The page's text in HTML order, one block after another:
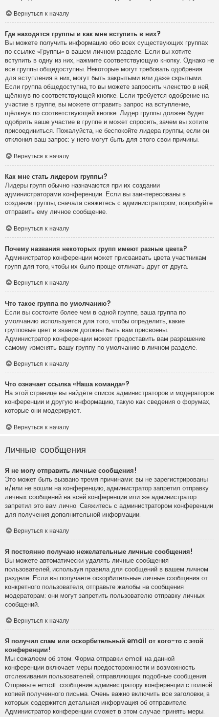
Вернуться к началу
Где находятся группы и как мне вступить в них?
Вы можете получить информацию обо всех существующих группах
по ссылке «Группы» в вашем личном разделе. Если вы хотите
вступить в одну из них, нажмите соответствующую кнопку. Однако не
все группы общедоступны. Некоторые могут требовать одобрения
для вступления в них, могут быть закрытыми или даже скрытыми.
Если группа общедоступна, то вы можете запросить членство в ней,
щёлкнув по соответствующей кнопке. Если требуется одобрение на
участие в группе, вы можете отправить запрос на вступление,
щёлкнув по соответствующей кнопке. Лидер группы должен будет
одобрить ваше участие в группе и может спросить, зачем вы хотите
присоединиться. Пожалуйста, не беспокойте лидера группы, если он
отклонил ваш запрос; у него могут быть для этого свои причины.
Вернуться к началу
Как мне стать лидером группы?
Лидеры групп обычно назначаются при их создании
администраторами конференции. Если вы заинтересованы в
создании группы, сначала свяжитесь с администратором; попробуйте
отправить ему личное сообщение.
Вернуться к началу
Почему названия некоторых групп имеют разные цвета?
Администратор конференции может присваивать цвета участникам
групп для того, чтобы их было проще отличать друг от друга.
Вернуться к началу
Что такое группа по умолчанию?
Если вы состоите более чем в одной группе, ваша группа по
умолчанию используется для того, чтобы определить, какие
групповые цвет и звание должны быть вам присвоены.
Администратор конференции может предоставить вам разрешение
самому изменять вашу группу по умолчанию в личном разделе.
Вернуться к началу
Что означает ссылка «Наша команда»?
На этой странице вы найдёте список администраторов и модераторов
конференции и другую информацию, такую как сведения о форумах,
которые они модерируют.
Вернуться к началу
Личные сообщения
Я не могу отправить личные сообщения!
Это может быть вызвано тремя причинами: вы не зарегистрированы
и/или не вошли на конференцию, администратор запретил отправку
личных сообщений на всей конференции или же администратор
запретил это вам лично. Свяжитесь с администратором конференции
для получения дополнительной информации.
Вернуться к началу
Я постоянно получаю нежелательные личные сообщения!
Вы можете автоматически удалять личные сообщения
пользователей, используя правила для сообщений в вашем личном
разделе. Если вы получаете оскорбительные личные сообщения от
конкретного пользователя, отправьте жалобы на сообщения
модераторам; они могут запретить пользователю отправку личных
сообщений.
Вернуться к началу
Я получил спам или оскорбительный email от кого-то с этой
конференции!
Мы сожалеем об этом. Форма отправки email на данной
конференции включает меры предосторожности и возможность
отслеживания пользователей, отправляющих подобные сообщения.
Отправьте email-сообщение администратору конференции с полной
копией полученного письма. Очень важно включить все заголовки, в
которых содержится детальная информация об отправителе.
Администратор конференции сможет в этом случае принять меры.